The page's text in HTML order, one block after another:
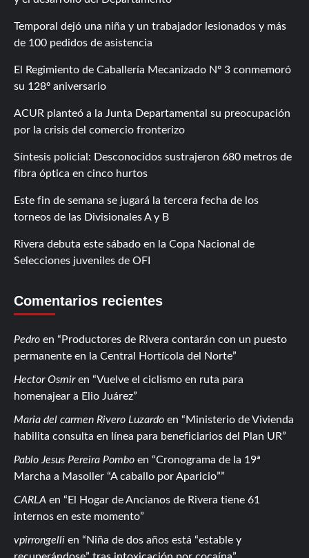
Temporal dejó una niña y un trabajador lesionados y más
de 100 pedidos de asistencia
El Regimiento de Caballería Mecanizado Nº 3 conmemoró
su 128º aniversario
ACUR planteó a la Junta Departamental su preocupación
por la crisis del comercio fronterizo
Síntesis policial: Desconocidos sustrajeron 680 metros de
fibra óptica en cinco hurtos
Este fin de semana se jugará la tercera fecha de los
torneos de las Divisionales A y B
Rivera debuta este sábado en la Copa Nacional de
Selecciones juveniles de OFI
Comentarios recientes
Pedro en
Productores de Rivera contarán con un puesto
permanente en la Central Hortícola del Norte
Hector Osmiren
Vuelve el ciclismo en ruta para
homenajear a Elio Juárez
Maria del carmen Rivero Luzardo en
Ministerio de Vivienda
habilita consulta en línea para beneficiarios del Plan UR
Pablo Jesus Pereira Pombo en
Cronograma de la 19ª
Marcha a Masoller “A caballo por Aparicio”
CARLA en
El Hogar de Ancianos de Rivera tiene 61
internos en este momento
vpirrongelli en
Niña de dos años está “estable y